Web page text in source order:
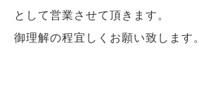
として営業させて頂きます。
御理解の程宜しくお願い致します。